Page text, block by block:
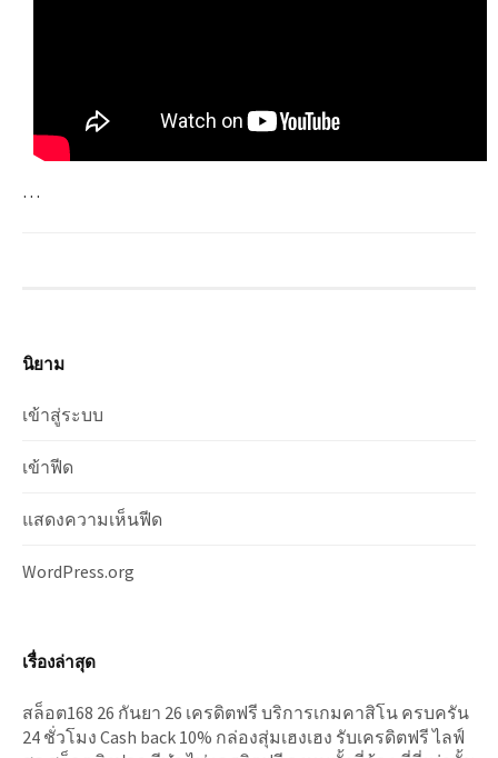
…
นิยาม
เข้าสู่ระบบ
เข้าฟีด
แสดงความเห็นฟีด
WordPress.org
เรื่องล่าสุด
สล็อต168 26 กันยา 26 เครดิตฟรี บริการเกมคาสิโน ครบครัน
24 ชั่วโมง Cash back 10% กล่องสุ่มเฮงเฮง รับเครดิตฟรี ไลฟ์